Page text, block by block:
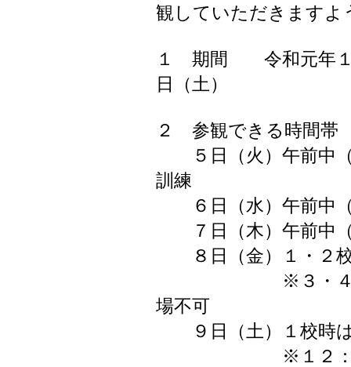
観していただきますよ
１ 期間 令和元年１
日（土）
２ 参観できる時間帯
５日（火）午前中（
訓練
６日（水）午前中（
７日（木）午前中（
８日（金）１・２
※３・４校時は
場不可
９日（土）１校時は
※１２：５０